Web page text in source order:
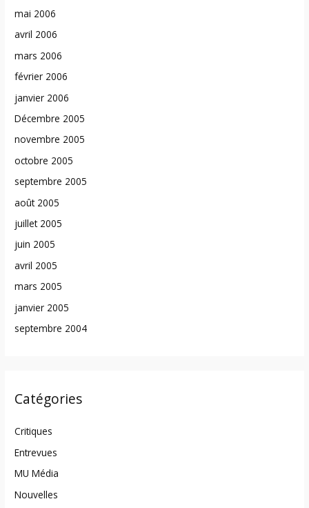
mai 2006
avril 2006
mars 2006
février 2006
janvier 2006
Décembre 2005
novembre 2005
octobre 2005
septembre 2005
août 2005
juillet 2005
juin 2005
avril 2005
mars 2005
janvier 2005
septembre 2004
Catégories
Critiques
Entrevues
MU Média
Nouvelles